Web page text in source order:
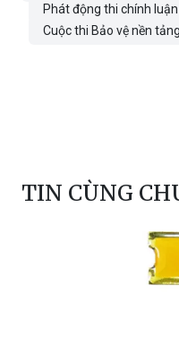
Phát động thi chính luận
Cuộc thi Bảo vệ nền
TIN CÙNG